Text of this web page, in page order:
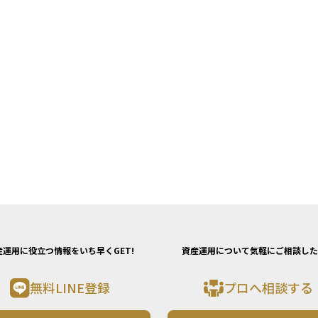
運用に役立つ情報をいち早くGET!
無料LINE登録
資産運用について気軽にご相談し
プロへ相談する